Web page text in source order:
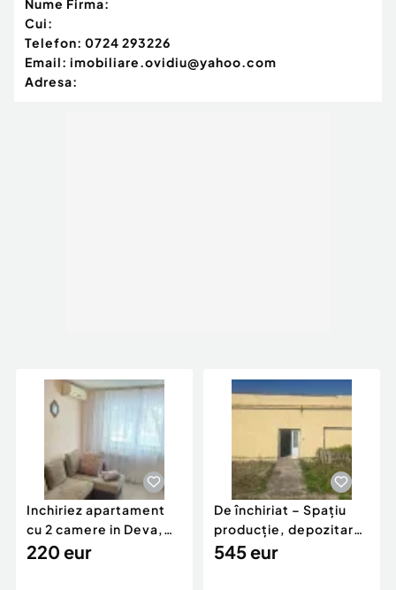
Nume Firma:
Cui:
Telefon: 0724 293226
Email: imobiliare.ovidiu@yahoo.com
Adresa:
Inchiriez apartament
cu 2 camere in Deva,
zona Crisului, parter,
220 eur
De închiriat – Spațiu
producție, depozitare,
Șoimuș, județul
545 eur